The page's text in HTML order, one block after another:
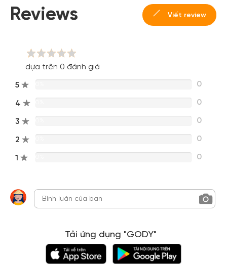
Reviews Viết review
dựa trên 0 đánh giá
5 0
4 0
3 0
2 0
1 0
Tải ứng dụng "GODY"
Tạo tài khoản để có thể nhận ngay các ưu đãihấp dẫn
dành cho thành viên đến từ các đối tác của Gody.vn dành